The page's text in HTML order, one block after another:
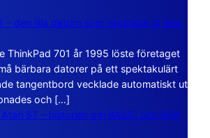
– den lilla datorn som vecklade ut sina
ThinkPad 701 år 1995 löste företaget
bärbara datorer på ett spektakulärt
tangentbord vecklade automatiskt ut
och […]
ST – historien om BASIC och GFA